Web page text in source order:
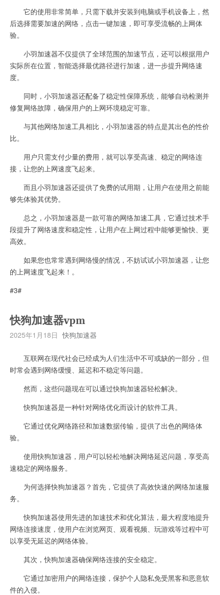
它的使用非常简单，只需下载并安装到电脑或手机设备上，然
后选择需要加速的网络，点击一键加速，即可享受流畅的上网体
验。
小羽加速器不仅提供了全球范围的加速节点，还可以根据用户
实际所在位置，智能选择最优路径进行加速，进一步提升网络速
度。
同时，小羽加速器还配备了稳定性保障系统，能够自动检测并
修复网络故障，确保用户的上网环境稳定可靠。
与其他网络加速工具相比，小羽加速器的特点是其出色的性价
比。
用户只需支付少量的费用，就可以享受高速、稳定的网络连
接，让您的上网速度飞起来。
而且小羽加速器还提供了免费的试用期，让用户在使用之前能
够先体验其优势。
总之，小羽加速器是一款可靠的网络加速工具，它通过技术手
段提升了网络速度和稳定性，让用户在上网过程中能够更愉快、更
高效。
如果您也常常遇到网络慢的情况，不妨试试小羽加速器，让您
的上网速度飞起来！。
#3#
快狗加速器vpm
2025年1月18日 快狗加速器
互联网在现代社会已经成为人们生活中不可或缺的一部分，但
时常会遇到网络缓慢、延迟和不稳定等问题。
然而，这些问题现在可以通过快狗加速器轻松解决。
快狗加速器是一种针对网络优化而设计的软件工具。
它通过优化网络路径和加速数据传输，提供了出色的网络体
验。
使用快狗加速器，用户可以轻松地解决网络延迟问题，享受高
速稳定的网络服务。
为何选择快狗加速器？首先，它提供了高效快速的网络加速服
务。
快狗加速器使用先进的加速技术和优化算法，最大程度地提升
网络连接速度，使用户在浏览网页、观看视频、玩游戏等过程中可
以享受无延迟的网络体验。
其次，快狗加速器确保网络连接的安全稳定。
它通过加密用户的网络连接，保护个人隐私免受黑客和恶意软
件的入侵。